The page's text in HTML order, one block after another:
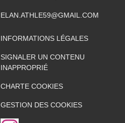
ELAN.ATHLE59@GMAIL.COM
INFORMATIONS LÉGALES
SIGNALER UN CONTENU
INAPPROPRIÉ
CHARTE COOKIES
GESTION DES COOKIES